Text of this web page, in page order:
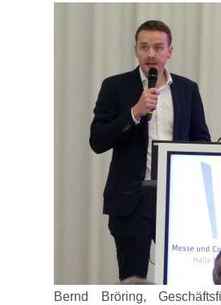
Bernd Bröring,